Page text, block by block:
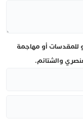
للمقدسات أو مهاجمة
والشتائم.